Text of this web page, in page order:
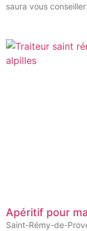
saura vous
Apéritif pour
Saint-Rémy-de-